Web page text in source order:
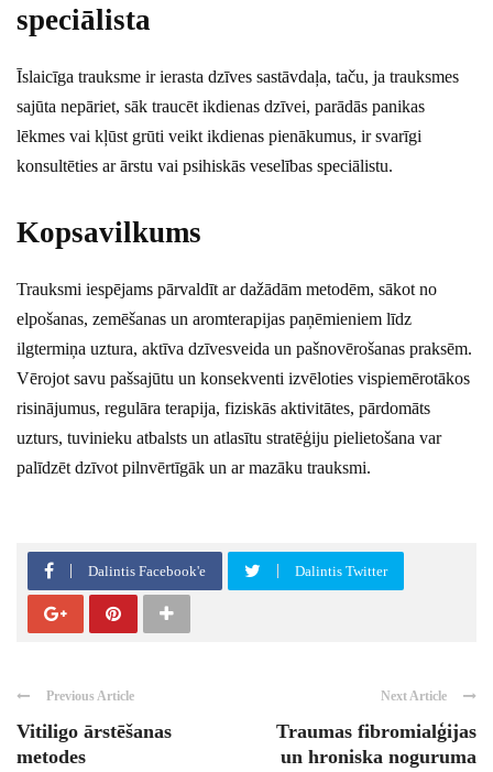
speciālista
Īslaicīga trauksme ir ierasta dzīves sastāvdaļa, taču, ja trauksmes
sajūta nepāriet, sāk traucēt ikdienas dzīvei, parādās panikas
lēkmes vai kļūst grūti veikt ikdienas pienākumus, ir svarīgi
konsultēties ar ārstu vai psihiskās veselības speciālistu.
Kopsavilkums
Trauksmi iespējams pārvaldīt ar dažādām metodēm, sākot no
elpošanas, zemēšanas un aromterapijas paņēmieniem līdz
ilgtermiņa uztura, aktīva dzīvesveida un pašnovērošanas praksēm.
Vērojot savu pašsajūtu un konsekventi izvēloties vispiemērotākos
risinājumus, regulāra terapija, fiziskās aktivitātes, pārdomāts
uzturs, tuvinieku atbalsts un atlasītu stratēģiju pielietošana var
palīdzēt dzīvot pilnvērtīgāk un ar mazāku trauksmi.
Dalintis Facebook'e Dalintis Twitter
Previous Article
Vitiligo ārstēšanas
metodes
Next Article
Traumas fibromialģijas
un hroniska noguruma